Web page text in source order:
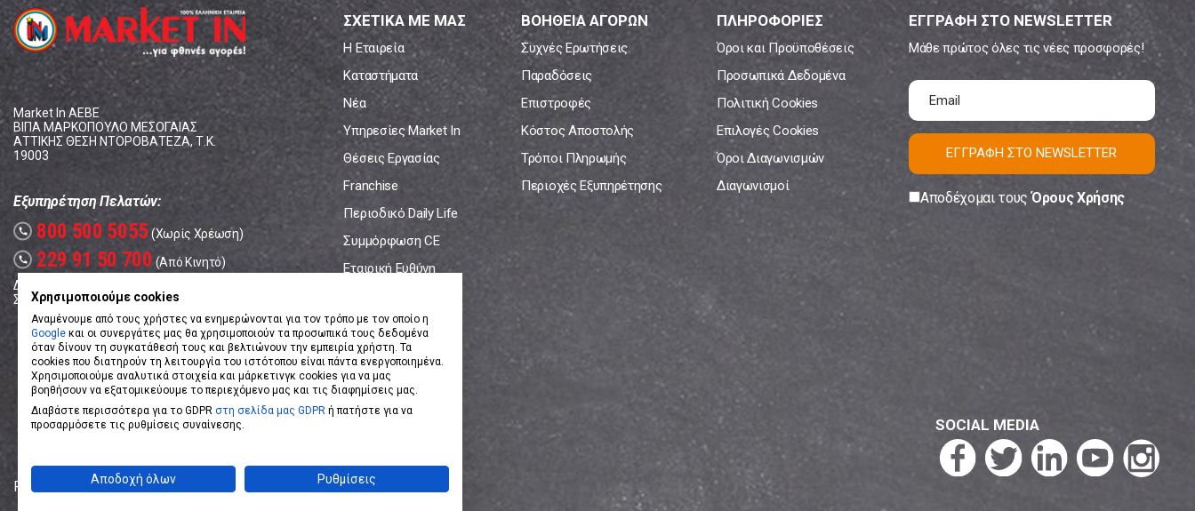
Market In ΑΕΒΕ
ΒΙΠΑ ΜΑΡΚΟΠΟΥΛΟ ΜΕΣΟΓΑΙΑΣ
ΑΤΤΙΚΗΣ ΘΕΣΗ ΝΤΟΡΟΒΑΤΕΖΑ, Τ.Κ.
19003
Εξυπηρέτηση Πελατών:
call 800 500 5055 (Χωρίς Χρέωση)
call 229 91 50 700 (Από Κινητό)
Δευτέρα - Παρασκευή: 08:00 - 17:00
Σάββατο: 08:00 – 14:00
ΣΧΕΤΙΚΑ ΜΕ ΜΑΣ
Η Εταιρεία
Καταστήματα
Νέα
Υπηρεσίες Market In
Θέσεις Εργασίας
Franchise
Περιοδικό Daily Life
Συμμόρφωση CE
Εταιρική Ευθύνη
ΒΟΗΘΕΙΑ ΑΓΟΡΩΝ
Συχνές Ερωτήσεις
Παραδόσεις
Επιστροφές
Κόστος Αποστολής
Τρόποι Πληρωμής
Περιοχές Εξυπηρέτησης
ΠΛΗΡΟΦΟΡΙΕΣ
Όροι και Προϋποθέσεις
Προσωπικά Δεδομένα
Πολιτική Cookies
Επιλογές Cookies
Όροι Διαγωνισμών
Διαγωνισμοί
ΕΓΓΡΑΦΗ ΣΤΟ NEWSLETTER
Μάθε πρώτος όλες τις νέες προσφορές!
ΕΓΓΡΑΦΗ ΣΤΟ NEWSLETTER
Αποδέχομαι τουςΌρους Χρήσης
SOCIAL MEDIA
Powered by eShopKeyDesigned by Koolmetrix
Χρησιμοποιούμε cookies
Αναμένουμε από τους χρήστες να ενημερώνονται για τον τρόπο με τον οποίο η
Google και οι συνεργάτες μας θα χρησιμοποιούν τα προσωπικά τους δεδομένα
όταν δίνουν τη συγκατάθεσή τους και βελτιώνουν την εμπειρία χρήστη. Τα
cookies που διατηρούν τη λειτουργία του ιστότοπου είναι πάντα ενεργοποιημένα.
Χρησιμοποιούμε αναλυτικά στοιχεία και μάρκετινγκ cookies για να μας
βοηθήσουν να εξατομικεύουμε το περιεχόμενο μας και τις διαφημίσεις μας.
Διαβάστε περισσότερα για το GDPR στη σελίδα μας GDPR ή πατήστε για να
προσαρμόσετε τις ρυθμίσεις συναίνεσης.
Αποδοχή όλων Ρυθμίσεις